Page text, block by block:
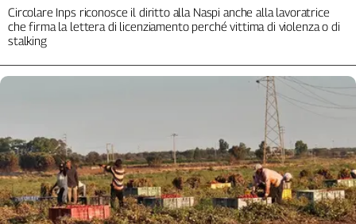
Circolare Inps riconosce il diritto alla Naspi anche alla lavoratrice
che firma la lettera di licenziamento perché vittima di violenza o di
stalking